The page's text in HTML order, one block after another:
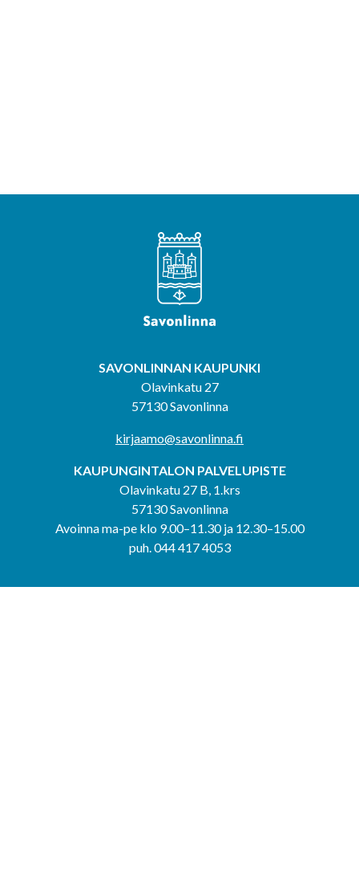
SAVONLINNAN KAUPUNKI
Olavinkatu 27
57130 Savonlinna
kirjaamo@savonlinna.fi
KAUPUNGINTALON PALVELUPISTE
Olavinkatu 27 B, 1.krs
57130 Savonlinna
Avoinna ma-pe klo 9.00–11.30 ja 12.30–15.00
puh. 044 417 4053